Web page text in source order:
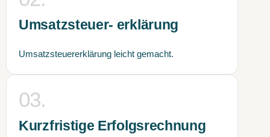
Umsatzsteuer- erklärung
Umsatzsteuererklärung leicht gemacht.
03.
Kurzfristige Erfolgsrechnung